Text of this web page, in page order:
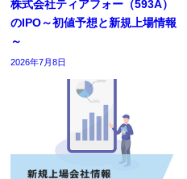
株式会社ティアフォー（593A）
のIPO～初値予想と新規上場情報
～
2026年7月8日